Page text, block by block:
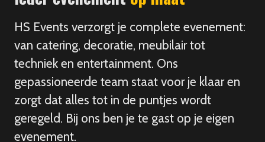
HS Events verzorgt je complete evenement:
van catering, decoratie, meubilair tot
techniek en entertainment. Ons
gepassioneerde team staat voor je klaar en
zorgt dat alles tot in de puntjes wordt
geregeld. Bij ons ben je te gast op je eigen
evenement.